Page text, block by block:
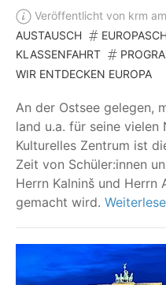
Veröffentlicht von krm
AUSTAUSCH
KLASSENFAHRT
WIR ENTDECKEN EUROPA
An der Ost­see gele­gen,
land u.a. für sei­ne vie­len
Kul­tu­rel­les Zen­trum ist
Zeit von Schüler:innen
Herrn Kal­n­inš und Herrn
gemacht wird.